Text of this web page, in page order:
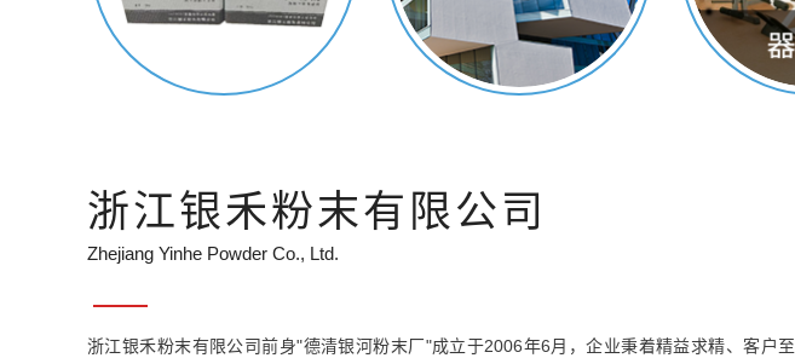
浙江银禾粉末有限公司
Zhejiang Yinhe Powder Co., Ltd.
浙江银禾粉末有限公司前身"德清银河粉末厂"成立于2006年6月，企业秉着精益求精、客户至